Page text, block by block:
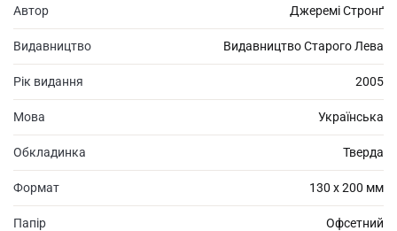
Автор Джеремі Стронґ
Видавництво Видавництво Старого Лева
Рік видання 2005
Мова Українська
Обкладинка Тверда
Формат 130 х 200 мм
Папір Офсетний